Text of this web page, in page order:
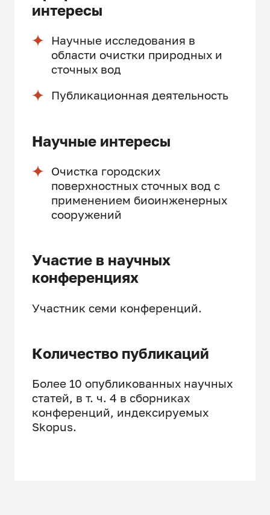
интересы
Научные исследования в
области очистки природных и
сточных вод
Публикационная деятельность
Научные интересы
Очистка городских
поверхностных сточных вод с
применением биоинженерных
сооружений
Участие в научных
конференциях
Участник семи конференций.
Количество публикаций
Более 10 опубликованных научных
статей, в т. ч. 4 в сборниках
конференций, индексируемых
Skopus.